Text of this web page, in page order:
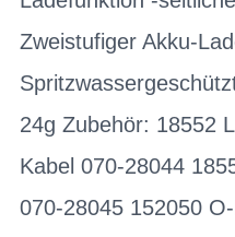
Zweistufiger Akku-
24g Zubehör: 18552
Kabel 070-28044
070-28045 152050